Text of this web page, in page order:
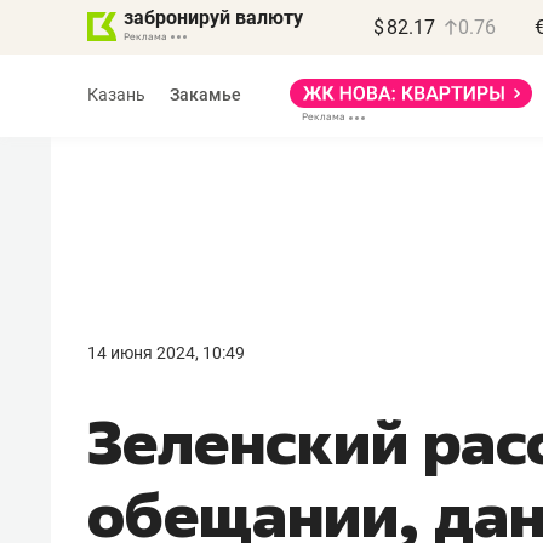
забронируй валюту $ 82.17 0.76
Казань Закамье
14 июня 2024, 10:49
Зеленский
обещании,
правил, бизнес может
потерять минимум